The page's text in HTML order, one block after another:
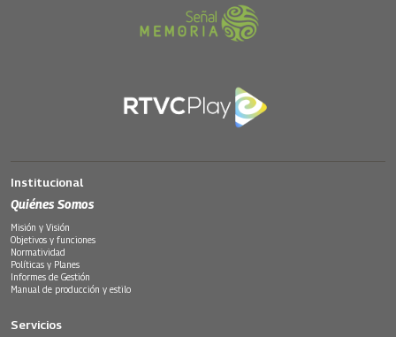
Institucional
Quiénes Somos
Misión y Visión
Objetivos y funciones
Normatividad
Políticas y Planes
Informes de Gestión
Manual de producción y estilo
Servicios